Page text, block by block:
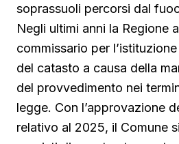
soprassuoli percorsi dal
Negli ultimi anni la Regione
commissario per
del catasto a causa della
del provvedimento nei
legge. Con l’approvazione
relativo al 2025, il Comune